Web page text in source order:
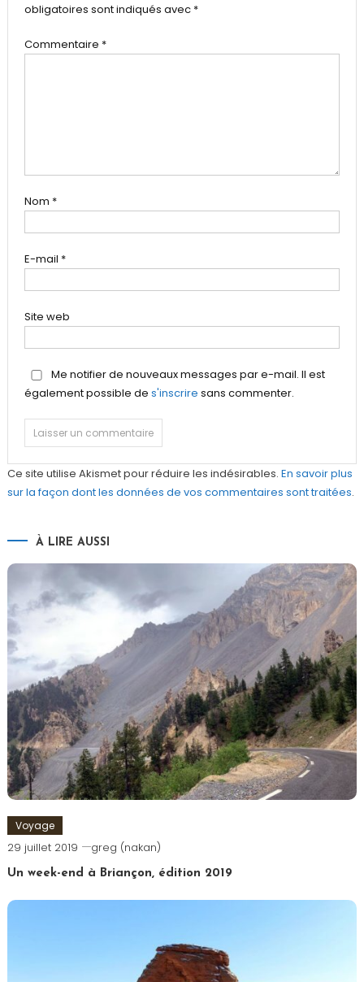
obligatoires sont indiqués avec *
Commentaire *
Nom *
E-mail *
Site web
Me notifier de nouveaux messages par e-mail. Il est
également possible de s'inscrire sans commenter.
Ce site utilise Akismet pour réduire les indésirables. En savoir plus
sur la façon dont les données de vos commentaires sont traitées.
À LIRE AUSSI
Voyage
29 juillet 2019 greg (nakan)
Un week-end à Briançon, édition 2019